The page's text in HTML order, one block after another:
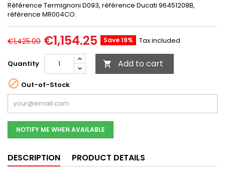
Référence Termignoni D093, référence Ducati 96451208B,
référence MR004CO.
€1,425.00 €1,154.25 Save 19% Tax included
Quantity  Add to cart
 Out-of-Stock
NOTIFY ME WHEN AVAILABLE
DESCRIPTION PRODUCT DETAILS